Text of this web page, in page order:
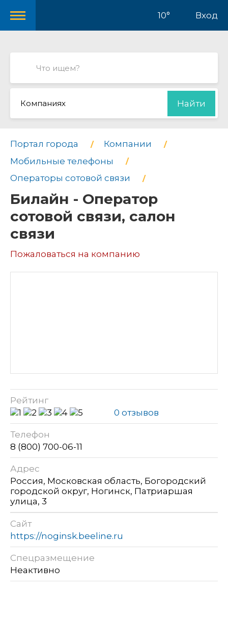
10° Вход
Компаниях Найти
Портал города
Компании
Мобильные телефоны
Операторы сотовой связи
Билайн - Оператор
сотовой связи, салон
связи
Пожаловаться на компанию
Рейтинг
0 отзывов
Телефон
8 (800) 700-06-11
Адрес
Россия, Московская область, Богородский
городской округ, Ногинск, Патриаршая
улица, 3
Сайт
https://noginsk.beeline.ru
Спецразмещение
Неактивно